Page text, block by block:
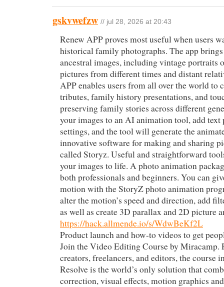
gskvwefzw // jul 28, 2026 at 20:43
Renew APP proves most useful when users
historical family photographs. The app
ancestral images, including vintage portraits
pictures from different times and distant
APP enables users from all over the world to
tributes, family history presentations, and
preserving family stories across different
your images to an AI animation tool, add
settings, and the tool will generate the
innovative software for making and sharing
called Storyz. Useful and straightforward
your images to life. A photo animation
both professionals and beginners. You can
motion with the StoryZ photo animation
alter the motion’s speed and direction, add
as well as create 3D parallax and 2D picture
https://hack.allmende.io/s/WdwBeKf2L
Product launch and how-to videos to get
Join the Video Editing Course by Miracamp.
creators, freelancers, and editors, the course
Resolve is the world’s only solution that
correction, visual effects, motion graphics